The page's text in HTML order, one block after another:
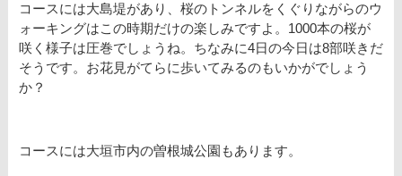
コースには大島堤があり、桜のトンネルをくぐりながらのウ
ォーキングはこの時期だけの楽しみですよ。1000本の桜が
咲く様子は圧巻でしょうね。ちなみに4日の今日は8部咲きだ
そうです。お花見がてらに歩いてみるのもいかがでしょう
か？
コースには大垣市内の曽根城公園もあります。